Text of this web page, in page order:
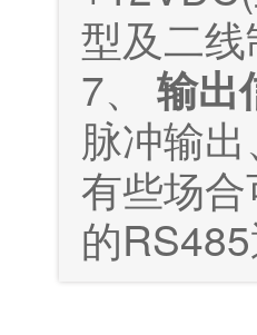
型及二
7、 输出
脉冲输
有些场
的